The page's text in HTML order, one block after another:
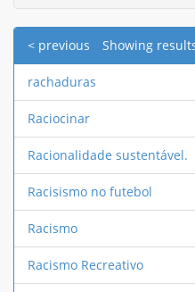
Showing
< previous
rachaduras
Raciocinar
Racionalidade sustentável.
Racisismo no futebol
Racismo
Racismo Recreativo